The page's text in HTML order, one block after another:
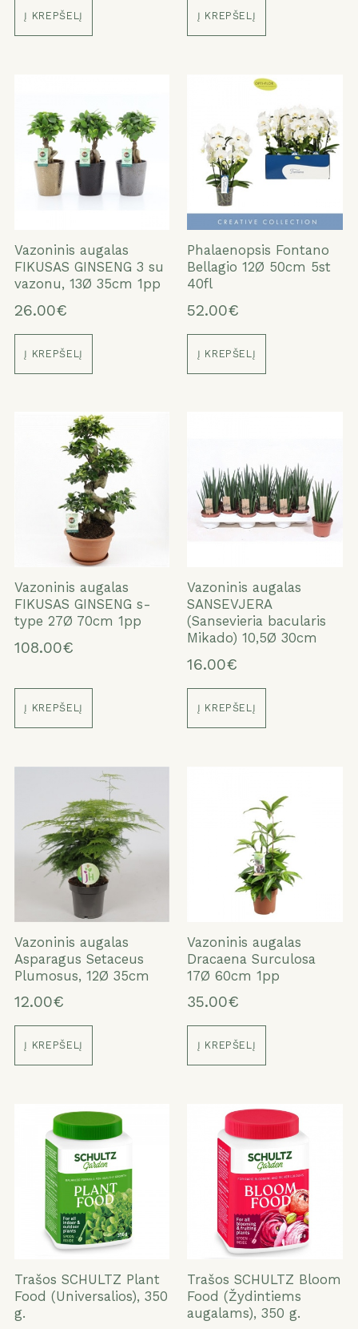
Į KREPŠELĮ Į KREPŠELĮ
Vazoninis augalas
FIKUSAS GINSENG 3 su
vazonu, 13Ø 35cm 1pp
26.00€
Į KREPŠELĮ
Phalaenopsis Fontano
Bellagio 12Ø 50cm 5st
40fl
52.00€
Į KREPŠELĮ
Vazoninis augalas
FIKUSAS GINSENG s-
type 27Ø 70cm 1pp
108.00€
Į KREPŠELĮ
Vazoninis augalas
SANSEVJERA
(Sansevieria bacularis
Mikado) 10,5Ø 30cm
16.00€
Į KREPŠELĮ
Vazoninis augalas
Asparagus Setaceus
Plumosus, 12Ø 35cm
12.00€
Į KREPŠELĮ
Vazoninis augalas
Dracaena Surculosa
17Ø 60cm 1pp
35.00€
Į KREPŠELĮ
Trašos SCHULTZ Plant
Food (Universalios), 350
g.
Trašos SCHULTZ Bloom
Food (Žydintiems
augalams), 350 g.